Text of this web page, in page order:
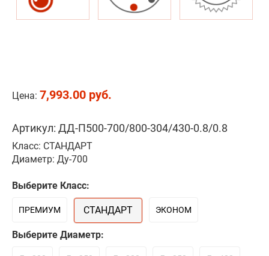
Цена: 7,993.00 руб.
Артикул: ДД-П500-700/800-304/430-0.8/0.8
Класс: СТАНДАРТ
Диаметр: Ду-700
Выберите Класс:
ПРЕМИУМ СТАНДАРТ ЭКОНОМ
Выберите Диаметр: